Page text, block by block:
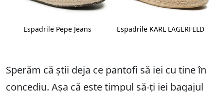
Espadrile Pepe Jeans Espadrile KARL LAGERFELD
Sperăm că știi deja ce pantofi să iei cu tine în
concediu. Așa că este timpul să-ți iei bagajul